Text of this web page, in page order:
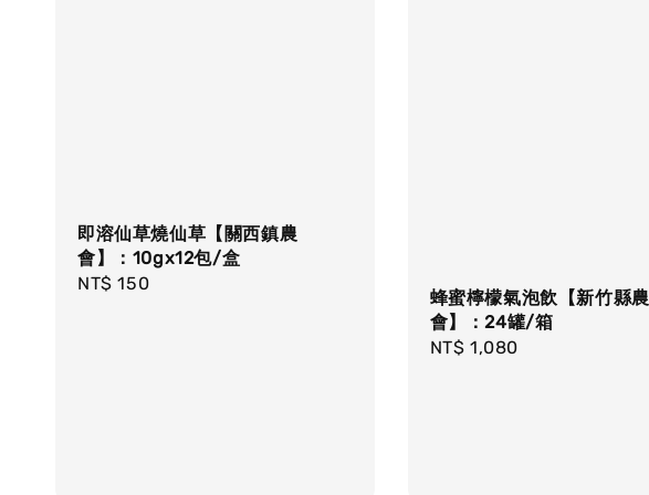
即溶仙草燒仙草【關西鎮農
會】：10gx12包/盒
Regular
NT$ 150
蜂蜜檸檬氣泡飲【新竹縣農
會】：24罐/箱
Regular
NT$ 1,080